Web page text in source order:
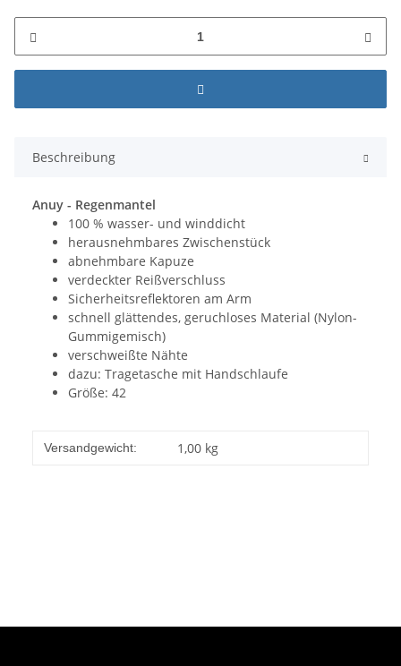
Beschreibung
Anuy - Regenmantel
100 % wasser- und winddicht
herausnehmbares Zwischenstück
abnehmbare Kapuze
verdeckter Reißverschluss
Sicherheitsreflektoren am Arm
schnell glättendes, geruchloses Material (Nylon-
Gummigemisch)
verschweißte Nähte
dazu: Tragetasche mit Handschlaufe
Größe: 42
Versandgewicht: 1,00 kg